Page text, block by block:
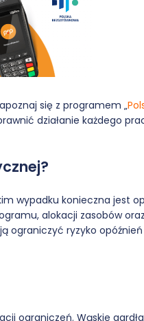
się z programem „
działanie każdego
wypadku konieczna jest
alokacji zasobów
ograniczyć ryzyko
ograniczeń. Wąskie